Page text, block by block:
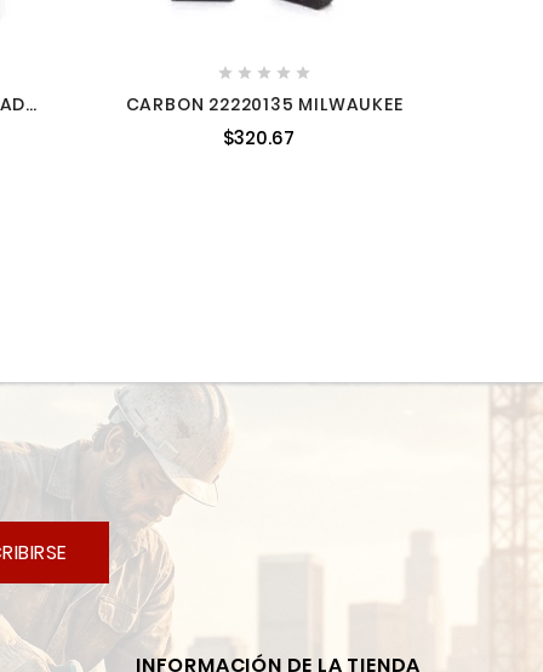
    
CARBON 22220135 MILWAUKEE
$320.67
INFORMACIÓN DE LA TIENDA